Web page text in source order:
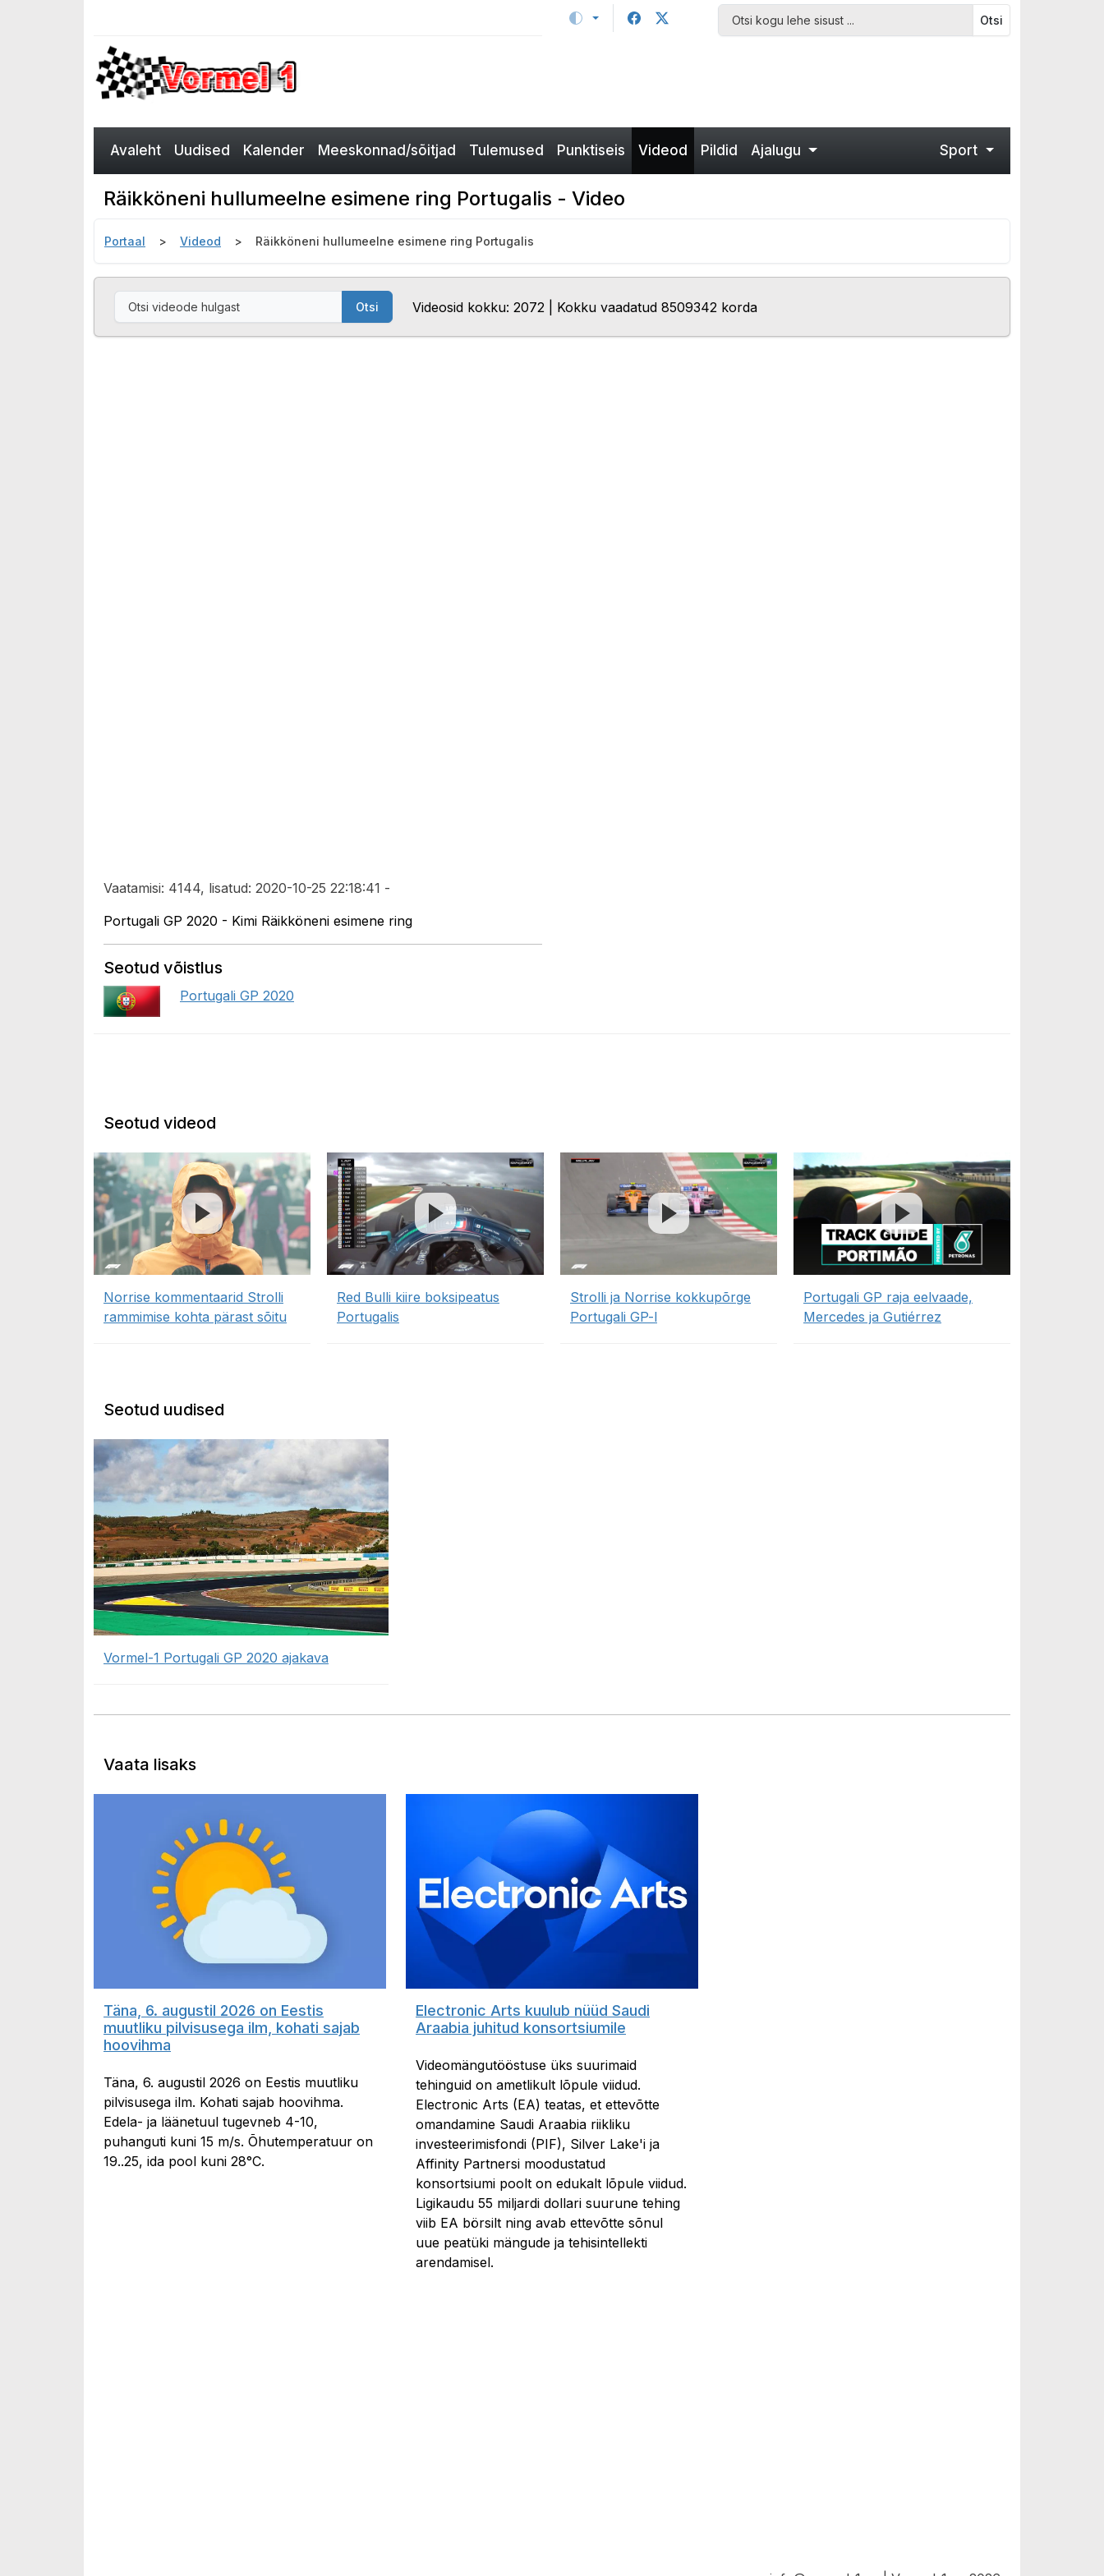
Otsi
Avaleht Uudised Kalender Meeskonnad/sõitjad Tulemused Punktiseis Videod Pildid Ajalugu Sport
Räikköneni hullumeelne esimene ring Portugalis - Video
Portaal Videod Räikköneni hullumeelne esimene ring Portugalis
Otsi Videosid kokku: 2072 | Kokku vaadatud 8509342 korda
Vaatamisi: 4144, lisatud: 2020-10-25 22:18:41 -
Portugali GP 2020 - Kimi Räikköneni esimene ring
Seotud võistlus
Portugali GP 2020
Seotud videod
Norrise kommentaarid Strolli
rammimise kohta pärast sõitu
Red Bulli kiire boksipeatus
Portugalis
Strolli ja Norrise kokkupõrge
Portugali GP-l
Portugali GP raja eelvaade,
Mercedes ja Gutiérrez
Seotud uudised
Vormel-1 Portugali GP 2020 ajakava
Vaata lisaks
Täna, 6. augustil 2026 on Eestis
muutliku pilvisusega ilm, kohati sajab
hoovihma
Täna, 6. augustil 2026 on Eestis muutliku
pilvisusega ilm. Kohati sajab hoovihma.
Edela- ja läänetuul tugevneb 4-10,
puhanguti kuni 15 m/s. Õhutemperatuur on
19..25, ida pool kuni 28°C.
Electronic Arts kuulub nüüd Saudi
Araabia juhitud konsortsiumile
Videomängutööstuse üks suurimaid
tehinguid on ametlikult lõpule viidud.
Electronic Arts (EA) teatas, et ettevõtte
omandamine Saudi Araabia riikliku
investeerimisfondi (PIF), Silver Lake'i ja
Affinity Partnersi moodustatud
konsortsiumi poolt on edukalt lõpule viidud.
Ligikaudu 55 miljardi dollari suurune tehing
viib EA börsilt ning avab ettevõtte sõnul
uue peatüki mängude ja tehisintellekti
arendamisel.